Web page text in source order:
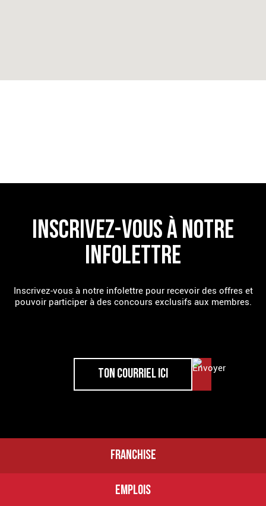
INSCRIVEZ-VOUS À NOTRE
INFOLETTRE
Inscrivez-vous à notre infolettre pour recevoir des offres et
pouvoir participer à des concours exclusifs aux membres.
FRANCHISE
EMPLOIS